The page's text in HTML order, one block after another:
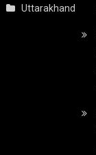
Uttarakhand